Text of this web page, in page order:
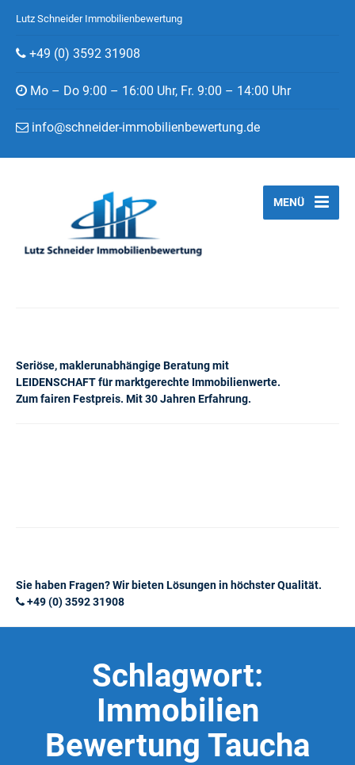
Lutz Schneider Immobilienbewertung
+49 (0) 3592 31908
Mo – Do 9:00 – 16:00 Uhr, Fr. 9:00 – 14:00 Uhr
info@schneider-immobilienbewertung.de
Seriöse, maklerunabhängige Beratung mit
LEIDENSCHAFT für marktgerechte Immobilienwerte.
Zum fairen Festpreis. Mit 30 Jahren Erfahrung.
MENÜ
Sie haben Fragen? Wir bieten Lösungen in höchster Qualität.
+49 (0) 3592 31908
Schlagwort:
Immobilien
Bewertung Taucha